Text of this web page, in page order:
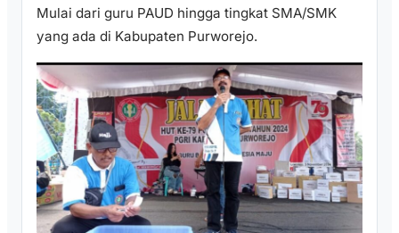
Mulai dari guru PAUD hingga tingkat SMA/SMK
yang ada di Kabupaten Purworejo.